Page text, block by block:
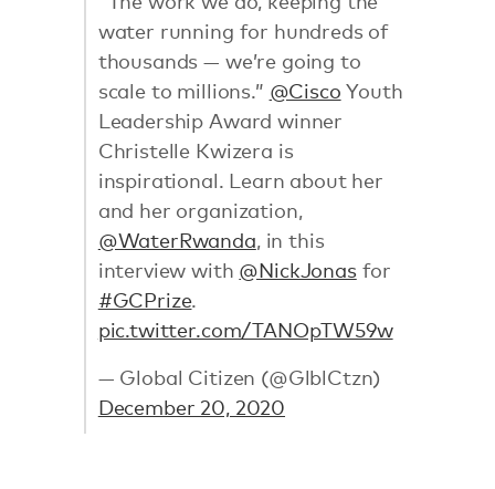
water running for hundreds of
thousands — we’re going to
scale to millions.” @Cisco Youth
Leadership Award winner
Christelle Kwizera is
inspirational. Learn about her
and her organization,
@WaterRwanda, in this
interview with @NickJonasfor
#GCPrize.
pic.twitter.com/TANOpTW59w
— Global Citizen (@GlblCtzn)
December 20, 2020